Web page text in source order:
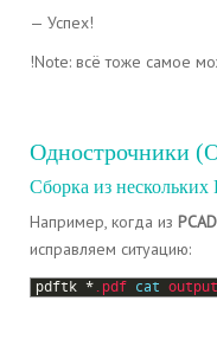
— Успех!
!Note: всё тоже самое
Однострочники
Сборка из
Например, когда из PCAD
исправляем ситуацию:
pdftk *.pdf cat output